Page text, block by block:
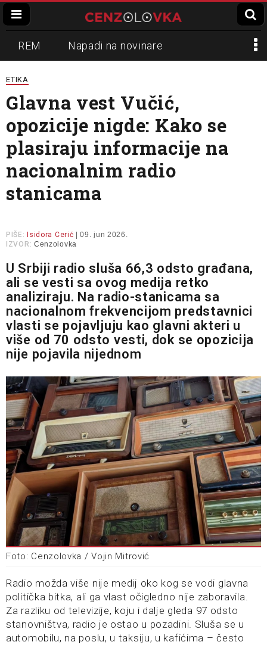
REM Napadi na novinare
Zvučni top
Propaganda Lokalni mediji
Informer Slavko Ćuruvija
ETIKA
Glavna vest Vučić,
opozicije nigde: Kako se
plasiraju informacije na
nacionalnim radio
stanicama
PIŠE: Isidora Cerić | 09. jun 2026.
IZVOR: Cenzolovka
U Srbiji radio sluša 66,3 odsto građana,
ali se vesti sa ovog medija retko
analiziraju. Na radio-stanicama sa
nacionalnom frekvencijom predstavnici
vlasti se pojavljuju kao glavni akteri u
više od 70 odsto vesti, dok se opozicija
nije pojavila nijednom
Foto: Cenzolovka / Vojin Mitrović
Radio možda više nije medij oko kog se vodi glavna
politička bitka, ali ga vlast očigledno nije zaboravila.
Za razliku od televizije, koju i dalje gleda 97 odsto
stanovništva, radio je ostao u pozadini. Sluša se u
automobilu, na poslu, u taksiju, u kafićima – često